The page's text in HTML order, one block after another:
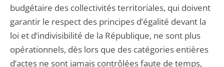
budgétaire des collectivités territoriales, qui doivent
garantir le respect des principes d’égalité devant la
loi et d’indivisibilité de la République, ne sont plus
opérationnels, dès lors que des catégories entières
d’actes ne sont jamais contrôlées faute de temps,